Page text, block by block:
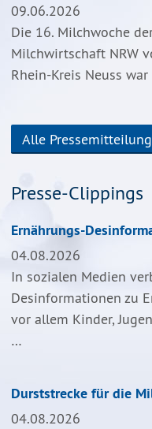
09.06.2026
Die 16. Milchwoche
Milchwirtschaft NRW
Rhein-Kreis Neuss
Alle
Presse-Clippings
Ernährungs-
04.08.2026
In sozialen Medien
Desinformationen zu
vor allem Kinder,
…
Durststrecke für die
04.08.2026